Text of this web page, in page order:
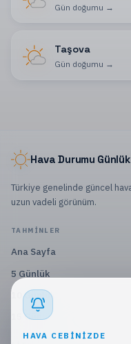
Gün doğumu →
Taşova
Gün doğumu →
Hava Durumu Günlük
Türkiye genelinde güncel
uzun vadeli görünüm.
TAHMINLER
Ana Sayfa
5 Günlük
10 Günlük
15 Günlük
HAVA CEBINIZDE